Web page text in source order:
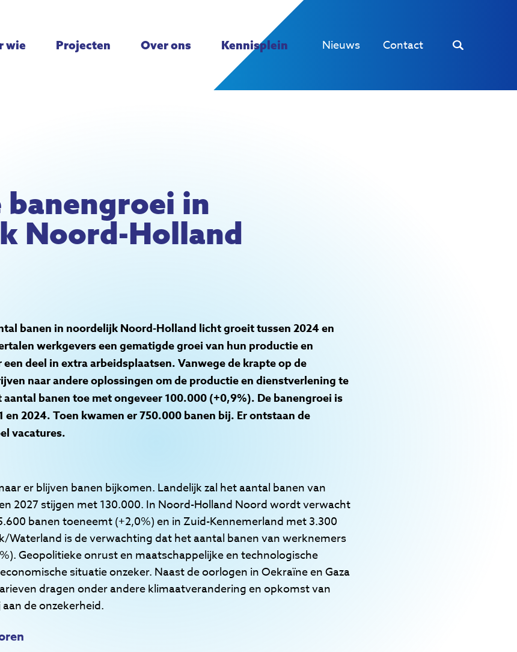
wie Projecten Over ons Kennisplein Nieuws Contact
in
Noord-Holland
banen in noordelijk Noord-Holland licht groeit tussen 2024 en
werkgevers een gematigde groei van hun productie en
deel in extra arbeidsplaatsen. Vanwege de krapte op de
naar andere oplossingen om de productie en dienstverlening te
aantal banen toe met ongeveer 100.000 (+0,9%). De banengroei is
en 2024. Toen kwamen er 750.000 banen bij. Er ontstaan de
vacatures.
er blijven banen bijkomen. Landelijk zal het aantal banen van
2027 stijgen met 130.000. In Noord-Holland Noord wordt verwacht
banen toeneemt (+2,0%) en in Zuid-Kennemerland met 3.300
Waterland is de verwachting dat het aantal banen van werknemers
Geopolitieke onrust en maatschappelijke en technologische
situatie onzeker. Naast de oorlogen in Oekraïne en Gaza
dragen onder andere klimaatverandering en opkomst van
de onzekerheid.